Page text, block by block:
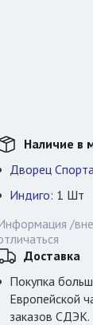
Наличие в
Дворец
Индиго: 1 Шт
/
Доставка
Покупка
Европейской
заказов СДЭК.